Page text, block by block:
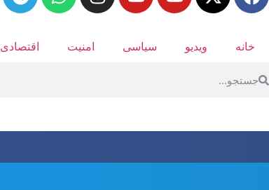
خانه ویدیو سیاسی امنیت اقتصادی